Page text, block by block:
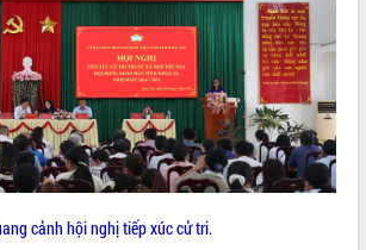
cảnh hội nghị tiếp xúc cử tri.